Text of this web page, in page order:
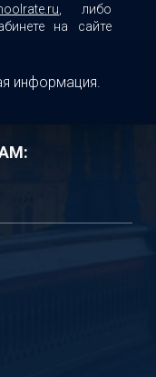
, либо
на сайте
информация.